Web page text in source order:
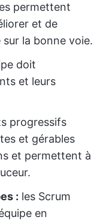
permettent
et de
la bonne voie.
doit
et leurs
progressifs
et gérables
et permettent à
: les Scrum
en